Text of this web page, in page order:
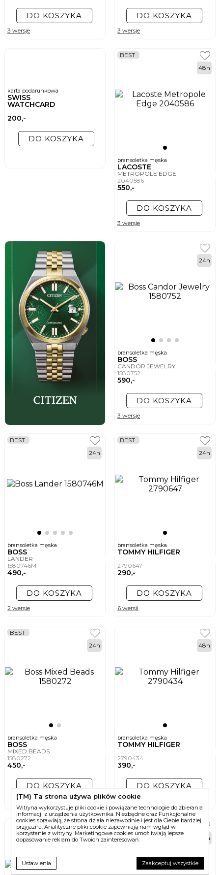
DO KOSZYKA
3 wersje
DO KOSZYKA
3 wersje
karta podarunkowa
SWISS
WATCHCARD
200,-
DO KOSZYKA
bransoletka męska
LACOSTE
METROPOLE EDGE
2040586
550,-
BEST
48h
DO KOSZYKA
3 wersje
bransoletka męska
BOSS
CANDOR JEWELRY
1580752
590,-
24h
DO KOSZYKA
3 wersje
bransoletka męska
BOSS
LANDER
1580746M
490,-
BEST
24h
DO KOSZYKA
2 wersje
bransoletka męska
TOMMY HILFIGER
2790647
290,-
BEST
24h
DO KOSZYKA
6 wersji
bransoletka męska
BOSS
MIXED BEADS
1580272
450,-
BEST
24h
DO KOSZYKA
bransoletka męska
TOMMY HILFIGER
2790434
390,-
48h
DO KOSZYKA
2 wersje
24h 24h
(TM) Ta strona używa plików cookie
Witryna wykorzystuje pliki cookie i powiązane technologie do zbierania
informacji z urządzenia użytkownika. Niezbędne oraz Funkcjonalne
cookies sprawiają, że strona działa niezawodnie i jest dla Ciebie bardziej
przyjazna. Analityczne pliki cookie zapewniają nam wgląd w
korzystanie z witryny. Marketingowe cookies umożliwiają lepsze
dopasowanie reklam do Twoich zainteresowań.
Ustawienia Zaakceptuj wszystkie